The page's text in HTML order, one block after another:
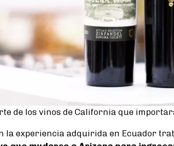
de los vinos de California que
la experiencia adquirida en Ecuador